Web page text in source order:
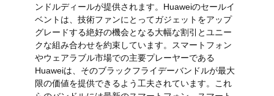
ンドルディールが提供されます。Huaweiのセールイ
ベントは、技術ファンにとってガジェットをアップ
グレードする絶好の機会となる大幅な割引とユニー
クな組み合わせを約束しています。スマートフォン
やウェアラブル市場での主要プレーヤーである
Huaweiは、そのブラックフライデーバンドルが最大
限の価値を提供できるよう工夫されています。これ